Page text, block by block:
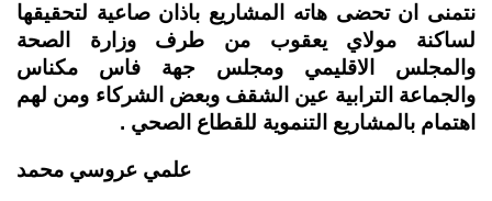
نتمنى ان تحضى هاته المشاريع باذان صاعية لتحقيقها
لساكنة مولاي يعقوب من طرف وزارة الصحة
والمجلس الاقليمي ومجلس جهة فاس مكناس
والجماعة الترابية عين الشقف وبعض الشركاء ومن لهم
اهتمام بالمشاريع التنموية للقطاع الصحي .
علمي عروسي محمد